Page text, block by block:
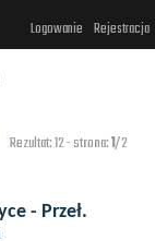
Logowanie Rejestracja
Rezultat: 12 - strona:1/2
- Przeł.